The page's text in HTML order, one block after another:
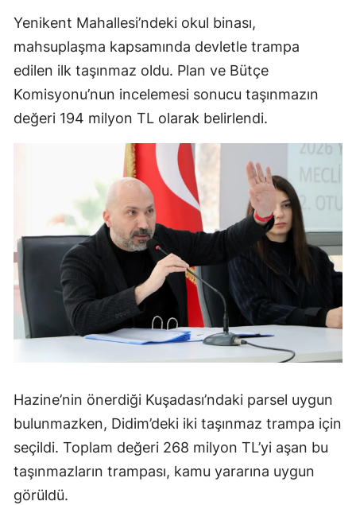
Yenikent Mahallesi’ndeki okul binası,
mahsuplaşma kapsamında devletle trampa
edilen ilk taşınmaz oldu. Plan ve Bütçe
Komisyonu’nun incelemesi sonucu taşınmazın
değeri 194 milyon TL olarak belirlendi.
Hazine’nin önerdiği Kuşadası’ndaki parsel uygun
bulunmazken, Didim’deki iki taşınmaz trampa için
seçildi. Toplam değeri 268 milyon TL’yi aşan bu
taşınmazların trampası, kamu yararına uygun
görüldü.